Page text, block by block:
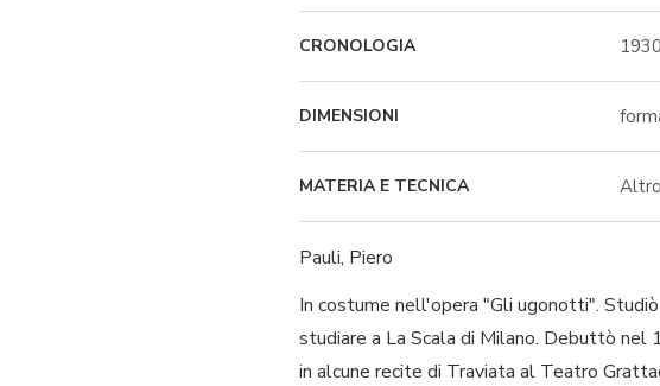
CRONOLOGIA
DIMENSIONI
MATERIA E TECNICA
Pauli, Piero
In costume nell'opera "Gli ugonotti".
studiare a La Scala di Milano. Debuttò
in alcune recite di Traviata al Teatro